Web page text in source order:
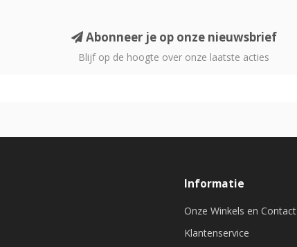
Abonneer je op onze nieuwsbrief
Blijf op de hoogte over onze laatste acties
Informatie
Onze Winkels en Contact
Klantenservice